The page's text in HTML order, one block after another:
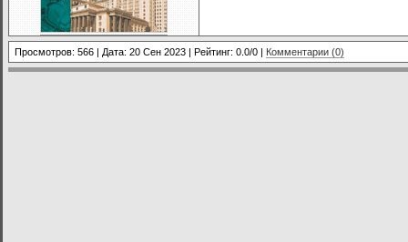
Просмотров: 566 | Дата: 20 Сен 2023 | Рейтинг: 0.0/0 | Комментарии (0)